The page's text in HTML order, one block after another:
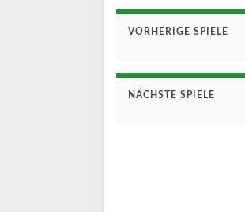
VORHERIGE SPIELE
NÄCHSTE SPIELE